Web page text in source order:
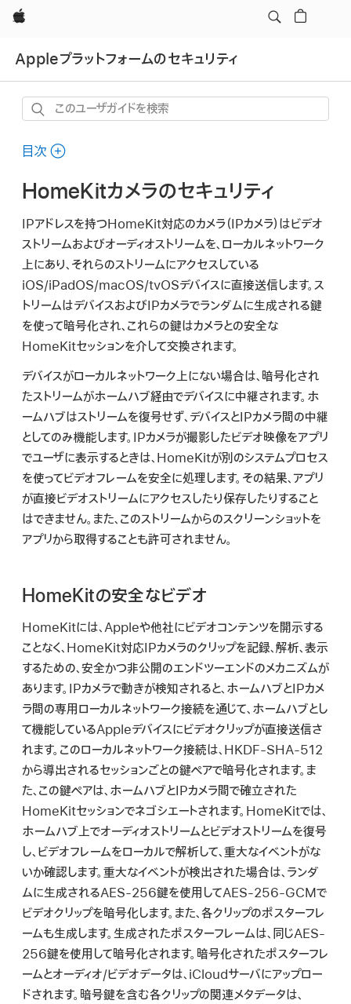
Apple
Appleプラットフォームのセキュリティ
こ
ユ
ザ
イ
ド
を
検
索
目次
HomeKitカメラのセキュリティ
IPアドレスを持つHomeKit対応のカメラ（IPカメラ）はビデオ
ストリームおよびオーディオストリームを、ローカルネットワーク
上にあり、それらのストリームにアクセスしている
iOS/iPadOS/macOS/tvOSデバイスに直接送信します。ス
トリームはデバイスおよびIPカメラでランダムに生成される鍵
を使って暗号化され、これらの鍵はカメラとの安全な
HomeKitセッションを介して交換されます。
デバイスがローカルネットワーク上にない場合は、暗号化され
たストリームがホームハブ経由でデバイスに中継されます。ホ
ームハブはストリームを復号せず、デバイスとIPカメラ間の中継
としてのみ機能します。IPカメラが撮影したビデオ映像をアプリ
でユーザに表示するときは、HomeKitが別のシステムプロセス
を使ってビデオフレームを安全に処理します。その結果、アプリ
が直接ビデオストリームにアクセスしたり保存したりすること
はできません。また、このストリームからのスクリーンショットを
アプリから取得することも許可されません。
HomeKitの安全なビデオ
HomeKitには、Appleや他社にビデオコンテンツを開示する
ことなく、HomeKit対応IPカメラのクリップを記録、解析、表示
するための、安全かつ非公開のエンドツーエンドのメカニズムが
あります。IPカメラで動きが検知されると、ホームハブとIPカメ
ラ間の専用ローカルネットワーク接続を通じて、ホームハブとし
て機能しているAppleデバイスにビデオクリップが直接送信さ
れます。このローカルネットワーク接続は、HKDF-SHA-512
から導出されるセッションごとの鍵ペアで暗号化されます。ま
た、この鍵ペアは、ホームハブとIPカメラ間で確立された
HomeKitセッションでネゴシエートされます。HomeKitでは、
ホームハブ上でオーディオストリームとビデオストリームを復号
し、ビデオフレームをローカルで解析して、重大なイベントがな
いか確認します。重大なイベントが検出された場合は、ランダ
ムに生成されるAES-256鍵を使用してAES-256-GCMで
ビデオクリップを暗号化します。また、各クリップのポスターフレ
ームも生成します。生成されたポスターフレームは、同じAES-
256鍵を使用して暗号化されます。暗号化されたポスターフレ
ームとオーディオ/ビデオデータは、iCloudサーバにアップロー
ドされます。暗号鍵を含む各クリップの関連メタデータは、